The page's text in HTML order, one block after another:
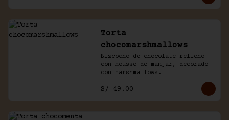
Torta
chocomarshmallows
Bizcocho de chocolate relleno
con mousse de manjar, decorado
con marshmallows.
S/ 49.00